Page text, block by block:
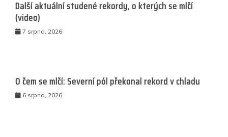
Další aktuální studené rekordy, o kterých se mlčí
(video)
7 srpna, 2026
O čem se mlčí: Severní pól překonal rekord v chladu
6 srpna, 2026